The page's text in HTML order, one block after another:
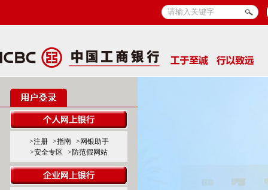
>注册 >指南
>网银助手
>安全专区
>防范假网站